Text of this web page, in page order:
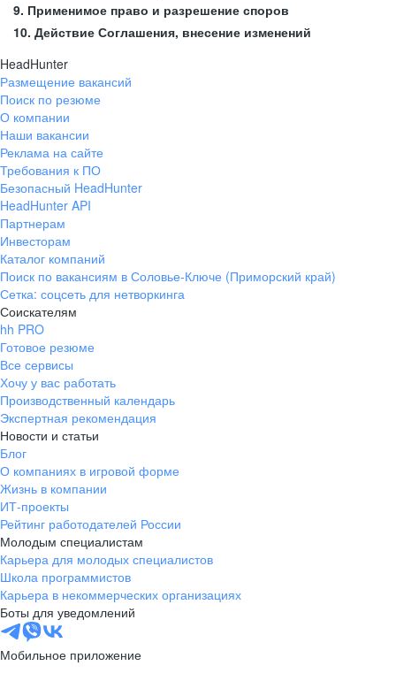
9. Применимое право и разрешение споров
10. Действие Соглашения, внесение изменений
HeadHunter
Размещение вакансий
Поиск по резюме
О компании
Наши вакансии
Реклама на сайте
Требования к ПО
Безопасный HeadHunter
HeadHunter API
Партнерам
Инвесторам
Каталог компаний
Поиск по вакансиям в Соловье-Ключе (Приморский край)
Сетка: соцсеть для нетворкинга
Соискателям
hh PRO
Готовое резюме
Все сервисы
Хочу у вас работать
Производственный календарь
Экспертная рекомендация
Новости и статьи
Блог
О компаниях в игровой форме
Жизнь в компании
ИТ-проекты
Рейтинг работодателей России
Молодым специалистам
Карьера для молодых специалистов
Школа программистов
Карьера в некоммерческих организациях
Боты для уведомлений
Мобильное приложение